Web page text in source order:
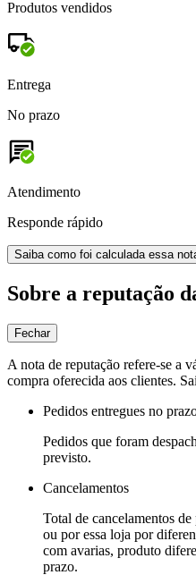
Produtos vendidos
Entrega
No prazo
Atendimento
Responde rápido
Saiba como foi calculada essa
Sobre a reputação
Fechar
A nota de reputação refere-se a
compra oferecida aos clientes.
Pedidos entregues no
Pedidos que foram
previsto.
Cancelamentos
Total de cancelamentos
ou por essa loja por
com avarias, produto
prazo.